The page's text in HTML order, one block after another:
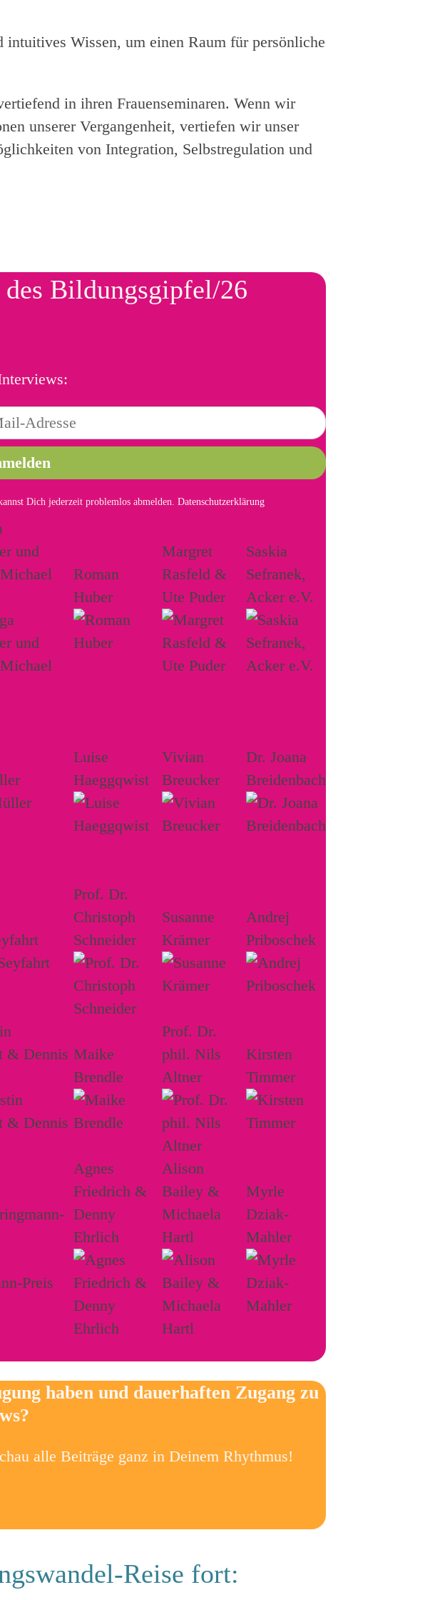
intuitives Wissen, um einen Raum für persönliche
in ihren Frauenseminaren. Wenn wir
unserer Vergangenheit, vertiefen wir unser
von Integration, Selbstregulation und
Bildungsgipfel/26
Dich jederzeit problemlos abmelden. Datenschutzerklärung
und
Roman
Huber
Margret
Rasfeld &
Ute Puder
Saskia
Sefranek,
Acker e.V.
Luise
Haeggqwist
Vivian
Breucker
Dr. Joana
Breidenbach
Prof. Dr.
Christoph
Schneider
Susanne
Krämer
Andrej
Priboschek
& Dennis Maike
Brendle
Prof. Dr.
phil. Nils
Altner
Kirsten
Timmer
Agnes
Friedrich &
Denny
Ehrlich
Alison
Bailey &
Michaela
Hartl
Myrle
Dziak-
Mahler
haben und dauerhaften Zugang zu
alle Beiträge ganz in Deinem Rhythmus!
Reise fort: